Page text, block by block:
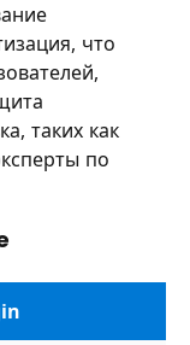
что
таких как
по